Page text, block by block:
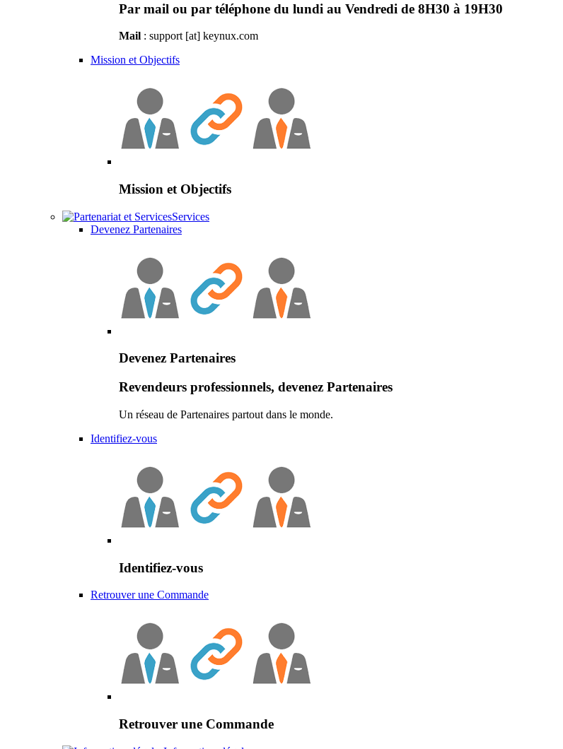
Par mail ou par téléphone du lundi au Vendredi de 8H30 à 19H30
Mail : support [at] keynux.com
Mission et Objectifs
Mission et Objectifs
Services
Devenez Partenaires
Devenez Partenaires
Revendeurs professionnels, devenez Partenaires
Un réseau de Partenaires partout dans le monde.
Identifiez-vous
Identifiez-vous
Retrouver une Commande
Retrouver une Commande